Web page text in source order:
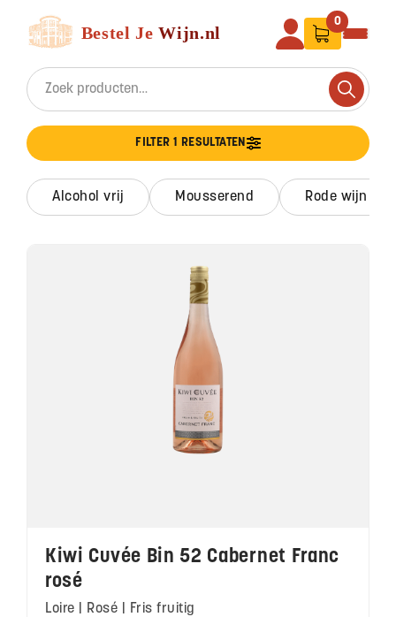
Search for:
Search
0
FILTER 1 RESULTATEN
alcohol vrij mousserend rode wijn
Kiwi Cuvée Bin 52 Cabernet Franc
rosé
Loire | Rosé | Fris fruitig